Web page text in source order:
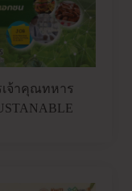
เจ้าคุณทหาร